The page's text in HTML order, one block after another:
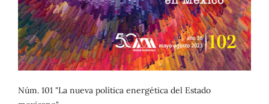
Núm. 101 "La nueva política energética del Estado